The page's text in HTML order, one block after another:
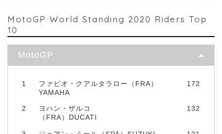
MotoGP World Standing 2020 Riders Top
10
MotoGP
1
ファビオ・クアルタラロー（FRA）
YAMAHA
172
2
ヨハン・ザルコ
（FRA）DUCATI
132